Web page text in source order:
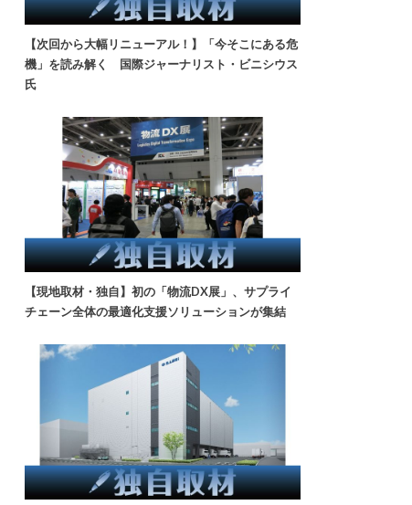
【次回から大幅リニューアル！】「今そこにある危
機」を読み解く 国際ジャーナリスト・ビニシウス
氏
【現地取材・独自】初の「物流DX展」、サプライ
チェーン全体の最適化支援ソリューションが集結